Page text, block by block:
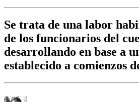
Se trata de una labor
de los funcionarios del
desarrollando en base a
establecido a comienzos